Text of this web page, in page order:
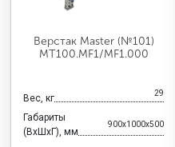
ОФИСНАЯ МЕБЕЛЬ
МЕБЕЛЬ ДЛЯ ДОМА
Верстак Master (№101)
MT100.MF1/MF1.000
Вес, кг 29
Габариты
(ВхШхГ), мм
900x1000x500